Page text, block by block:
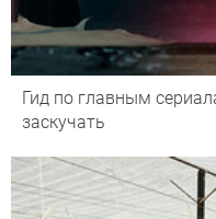
Гид по главным
заскучать